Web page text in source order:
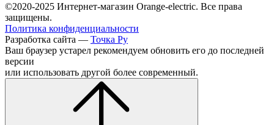
©2020-2025 Интернет-магазин Orange-electric. Все права
защищены.
Политика конфиденциальности
Разработка сайта — Точка Ру
Ваш браузер устарел рекомендуем обновить его до последней
версии
или использовать другой более современный.